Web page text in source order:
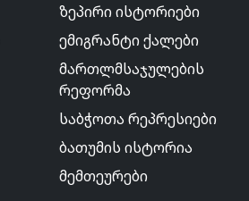
ზეპირი ისტორიები
ემიგრანტი ქალები
მართლმსაჯულების
რეფორმა
საბჭოთა რეპრესიები
ბათუმის ისტორია
მემთეურები